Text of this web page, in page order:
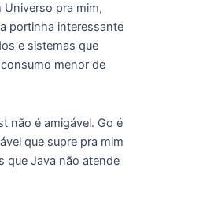
Universo pra mim,
portinha interessante
e sistemas que
menor de
não é amigável. Go é
que supre pra mim
que Java não atende